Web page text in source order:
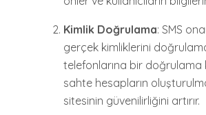
Kimlik Doğrulama: SMS
gerçek kimliklerini
telefonlarına bir doğrulama
sahte hesapların
sitesinin güvenilirliğini artırır.